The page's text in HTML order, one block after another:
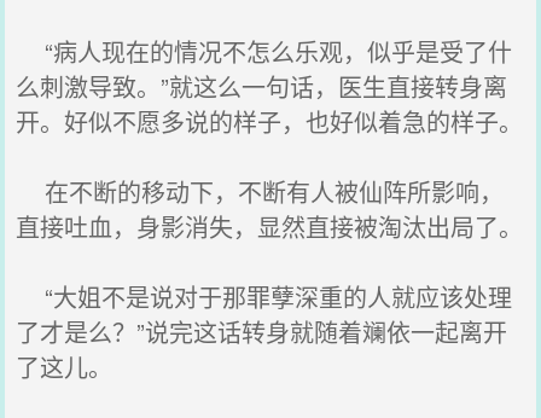
“病人现在的情况不怎么乐观，似乎是受了什
么刺激导致。”就这么一句话，医生直接转身离
开。好似不愿多说的样子，也好似着急的样子。
在不断的移动下，不断有人被仙阵所影响，
直接吐血，身影消失，显然直接被淘汰出局了。
“大姐不是说对于那罪孽深重的人就应该处理
了才是么？”说完这话转身就随着斓依一起离开
了这儿。